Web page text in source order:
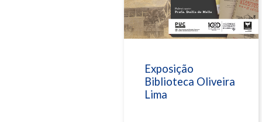
Exposição
Biblioteca Oliveira
Lima